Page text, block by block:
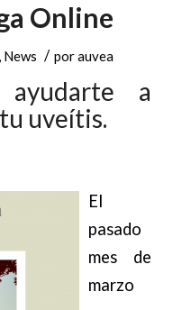
Online
News / porauvea
ayudarte a
uveítis.
El
pasado
mes de
marzo